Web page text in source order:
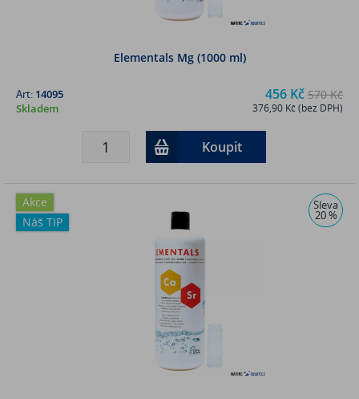
Elementals Mg (1000 ml)
456 Kč 570 Kč
376,90 Kč (bez DPH)
Art: 14095
Skladem
Koupit
Akce
Náš TIP
Sleva
20 %